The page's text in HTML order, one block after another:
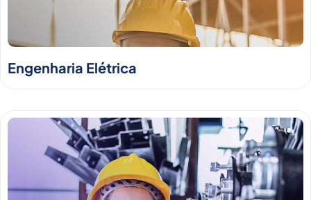
Engenharia Elétrica